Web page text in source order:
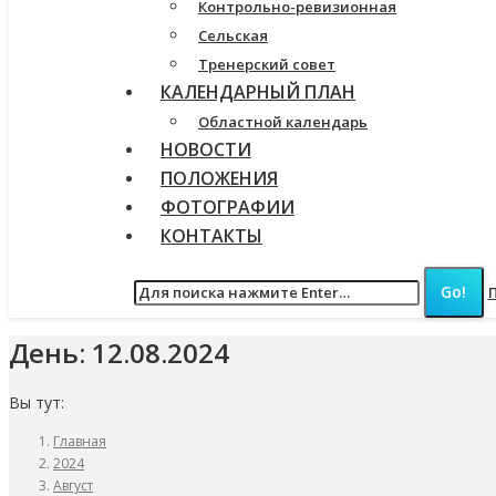
Контрольно-ревизионная
Сельская
Тренерский совет
КАЛЕНДАРНЫЙ ПЛАН
Областной календарь
НОВОСТИ
ПОЛОЖЕНИЯ
ФОТОГРАФИИ
КОНТАКТЫ
День: 12.08.2024
Вы тут:
Главная
2024
Август